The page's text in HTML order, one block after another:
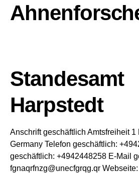
Standesamt
Harpstedt
Anschrift geschäftlich Amtsfreiheit 1
Germany Telefon geschäftlich:
geschäftlich: +4942448258 E-Mail
fgnaqrfnzg@unecfgrqg.qr Webseite: